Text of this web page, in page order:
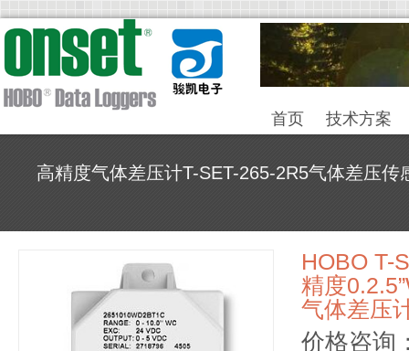
首页 技术方案
高精度气体差压计T-SET-265-2R5气体差压传
HOBO T-
精度
气体差压
价格咨询